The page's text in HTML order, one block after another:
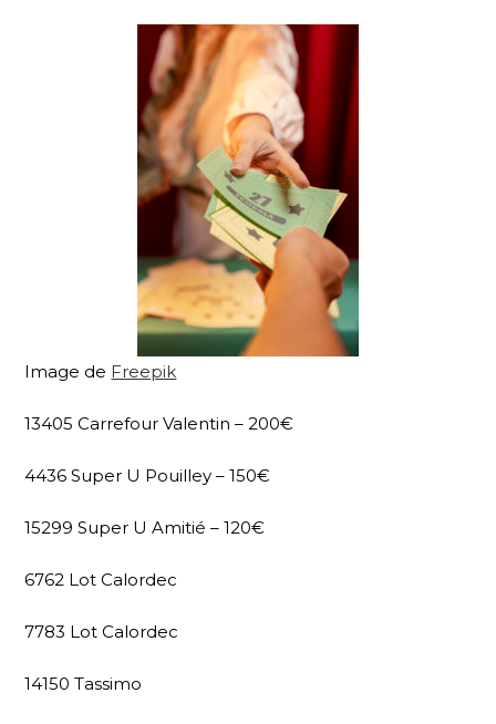
Image de Freepik
13405 Carrefour Valentin – 200€
4436 Super U Pouilley – 150€
15299 Super U Amitié – 120€
6762 Lot Calordec
7783 Lot Calordec
14150 Tassimo